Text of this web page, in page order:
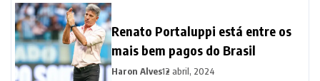
Renato Portaluppi está entre os
mais bem pagos do Brasil
Haron Alves12 abril, 2024